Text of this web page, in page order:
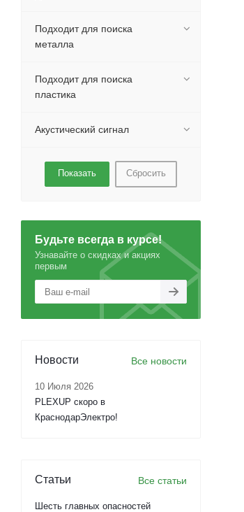
Подходит для поиска
металла
Подходит для поиска
пластика
Акустический сигнал
Сбросить
Будьте всегда в курсе!
Узнавайте о скидках и акциях
первым
Новости Все новости
10 Июля 2026
PLEXUP скоро в
КраснодарЭлектро!
Статьи Все статьи
Шесть главных опасностей